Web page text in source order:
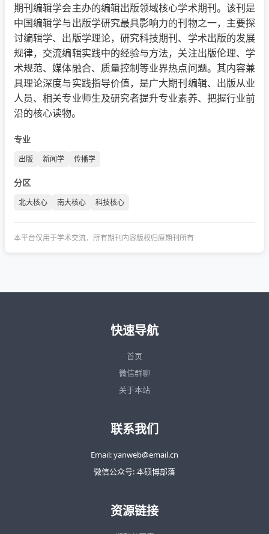
期刊编辑学会主办的编辑出版领域核心学术期刊。该刊是
中国编辑学与出版学研究最具影响力的刊物之一，主要探
讨编辑学、出版学理论，研究科技期刊、学术出版的发展
规律，交流编辑实践中的经验与方法，关注出版伦理、学
术规范、媒体融合、质量控制等业界热点问题。其内容兼
具理论深度与实践指导价值，是广大期刊编辑、出版从业
人员、相关专业师生及研究者提升专业素养、把握行业前
沿的核心读物。
专业
出版 新闻学 传播学
分区
北大核心 南大核心 科技核心
本平台仅用于学术交流，所有期刊内容版权归原期刊所有
快速导航
首页
微信群聊
关于本站
联系我们
Email: yanweb@email.cn
微信公众号: 本硕博部落
资源链接